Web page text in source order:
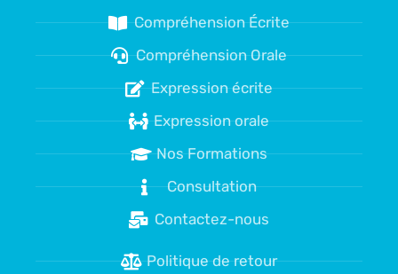
Compréhension Écrite
Compréhension Orale
Expression écrite
Expression orale
Nos Formations
Consultation
Contactez-nous
Politique de retour